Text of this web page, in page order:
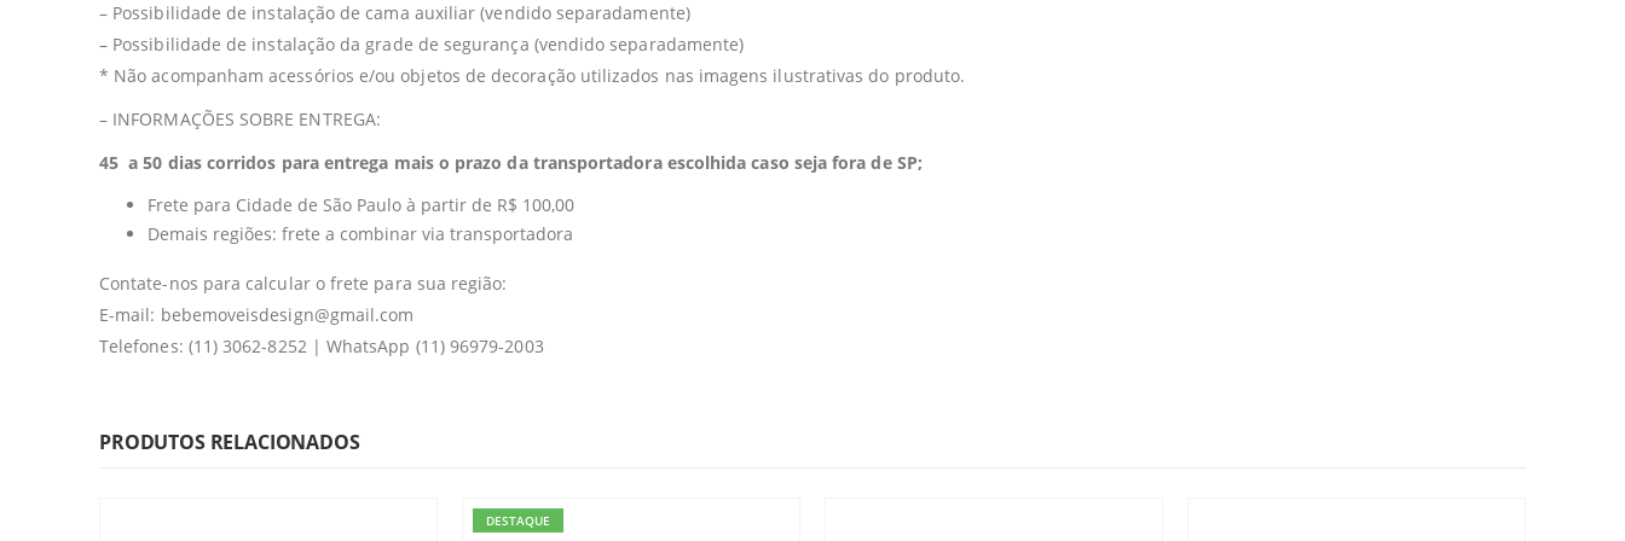
– Possibilidade de instalação de cama auxiliar (vendido separadamente)
– Possibilidade de instalação da grade de segurança (vendido separadamente)
* Não acompanham acessórios e/ou objetos de decoração utilizados nas imagens ilustrativas do produto.
– INFORMAÇÕES SOBRE ENTREGA:
45 a 50 dias corridos para entrega mais o prazo da transportadora escolhida caso seja fora de SP;
Frete para Cidade de São Paulo à partir de R$ 100,00
Demais regiões: frete a combinar via transportadora
Contate-nos para calcular o frete para sua região:
E-mail: bebemoveisdesign@gmail.com
Telefones: (11) 3062-8252 | WhatsApp (11) 96979-2003
PRODUTOS RELACIONADOS
DESTAQUE